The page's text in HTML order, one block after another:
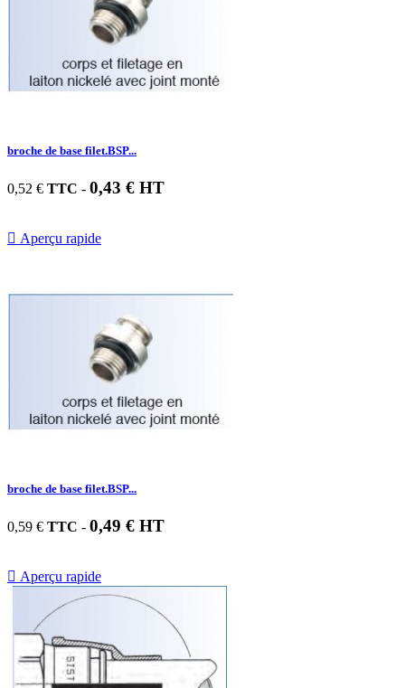
broche de base filet.BSP...
0,52 € TTC - 0,43 € HT
 Aperçu rapide
broche de base filet.BSP...
0,59 € TTC - 0,49 € HT
 Aperçu rapide